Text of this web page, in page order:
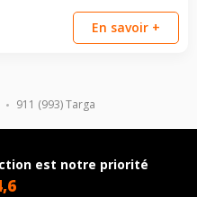
911 (993) Targa
En savoir +
est notre priorité